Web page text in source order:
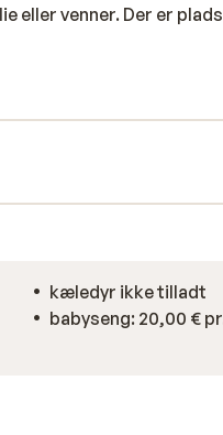
eller venner. Der er
masser af privatliv. I
af med en lækker drink
Centrum af le
tid.
kæledyr ikke tilladt
babyseng: 20,00 €